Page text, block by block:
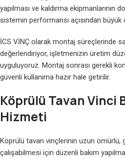
yapılması ve kaldırma ekipmanlarının
sistemin performansı açısından büyük
İCS VİNÇ olarak montaj süreçlerinde
değerlendiriyor, işletmenizin üretim
uyguluyoruz. Montaj sonrası gerekli
güvenli kullanıma hazır hale getirilir.
Köprülü Tavan Vinci
Hizmeti
Köprülü tavan vinçlerinin uzun ömürlü,
çalışabilmesi için düzenli bakım